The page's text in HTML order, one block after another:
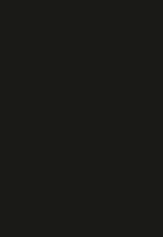
a ver Túlio “Guerreiro”
nas duas passagens